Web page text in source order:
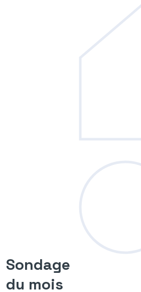
Sondage
du mois